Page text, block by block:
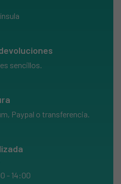
sencillos.
Paypal o transferencia.
- 14:00